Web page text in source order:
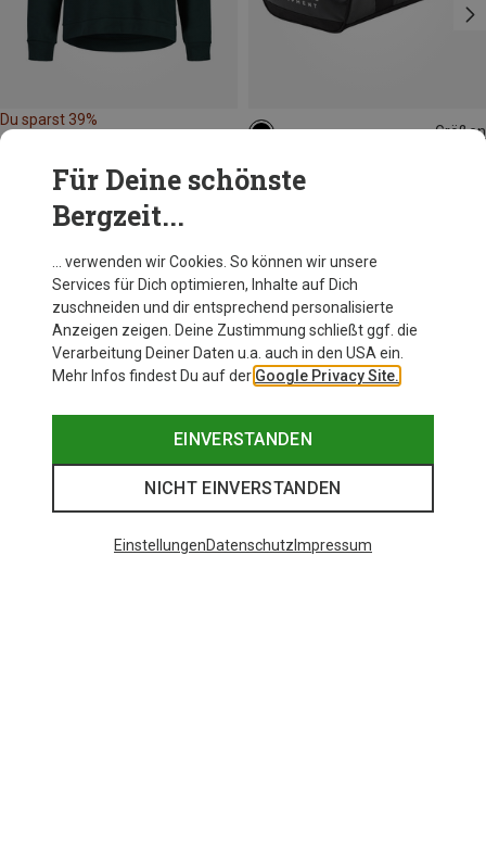
Du sparst 39%
Größen
Mountain Equipment
Wet & Dry 40L Kitbag Duffel
Andere Kunden kauften auch
Für Deine schönste
Bergzeit...
… verwenden wir Cookies. So können wir unsere
Services für Dich optimieren, Inhalte auf Dich
zuschneiden und dir entsprechend personalisierte
Anzeigen zeigen. Deine Zustimmung schließt ggf. die
Verarbeitung Deiner Daten u.a. auch in den USA ein.
Mehr Infos findest Du auf der Google Privacy Site.
EINVERSTANDEN
NICHT EINVERSTANDEN
EinstellungenDatenschutz Impressum